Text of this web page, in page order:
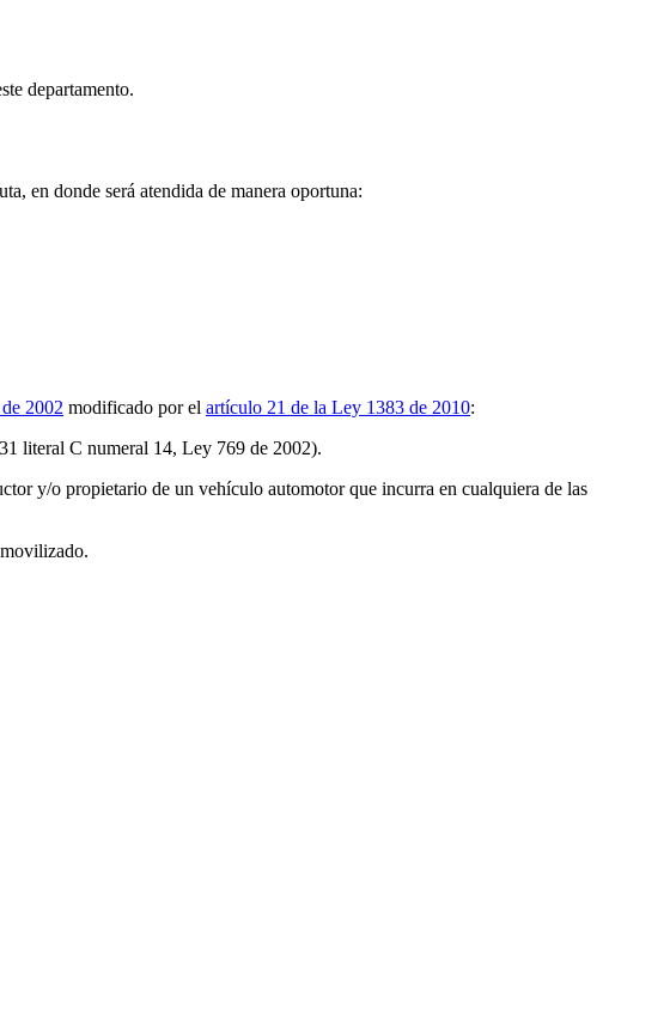
departamento.
, en donde será atendida de manera oportuna:
2002 modificado por el artículo 21 de la Ley 1383 de 2010:
literal C numeral 14, Ley 769 de 2002).
y/o propietario de un vehículo automotor que incurra en cualquiera de las